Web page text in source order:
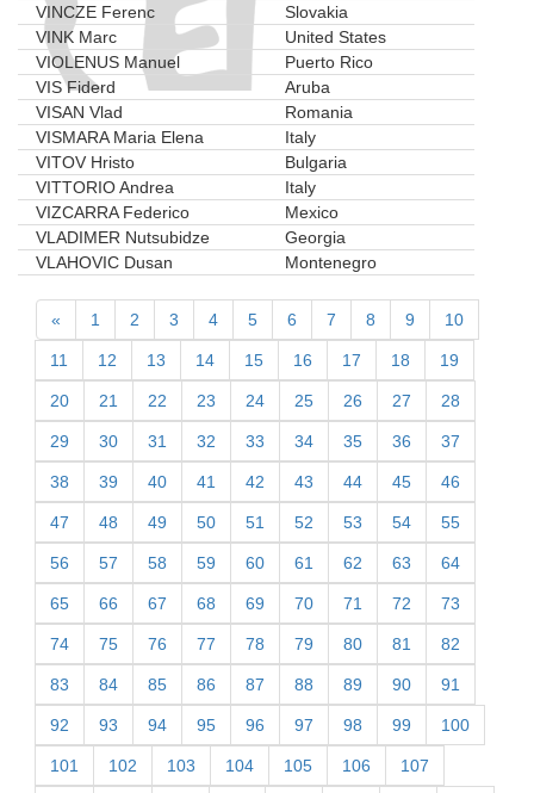
VINCZE Ferenc
Slovakia
VINK Marc
United States
VIOLENUS Manuel
Puerto Rico
VIS Fiderd
Aruba
VISAN Vlad
Romania
VISMARA Maria Elena
Italy
VITOV Hristo
Bulgaria
VITTORIO Andrea
Italy
VIZCARRA Federico
Mexico
VLADIMER Nutsubidze
Georgia
VLAHOVIC Dusan
Montenegro
« 1 2 3 4 5 6 7 8 9 10
11 12 13 14 15 16 17 18 19
20 21 22 23 24 25 26 27 28
29 30 31 32 33 34 35 36 37
38 39 40 41 42 43 44 45 46
47 48 49 50 51 52 53 54 55
56 57 58 59 60 61 62 63 64
65 66 67 68 69 70 71 72 73
74 75 76 77 78 79 80 81 82
83 84 85 86 87 88 89 90 91
92 93 94 95 96 97 98 99 100
101 102 103 104 105 106 107